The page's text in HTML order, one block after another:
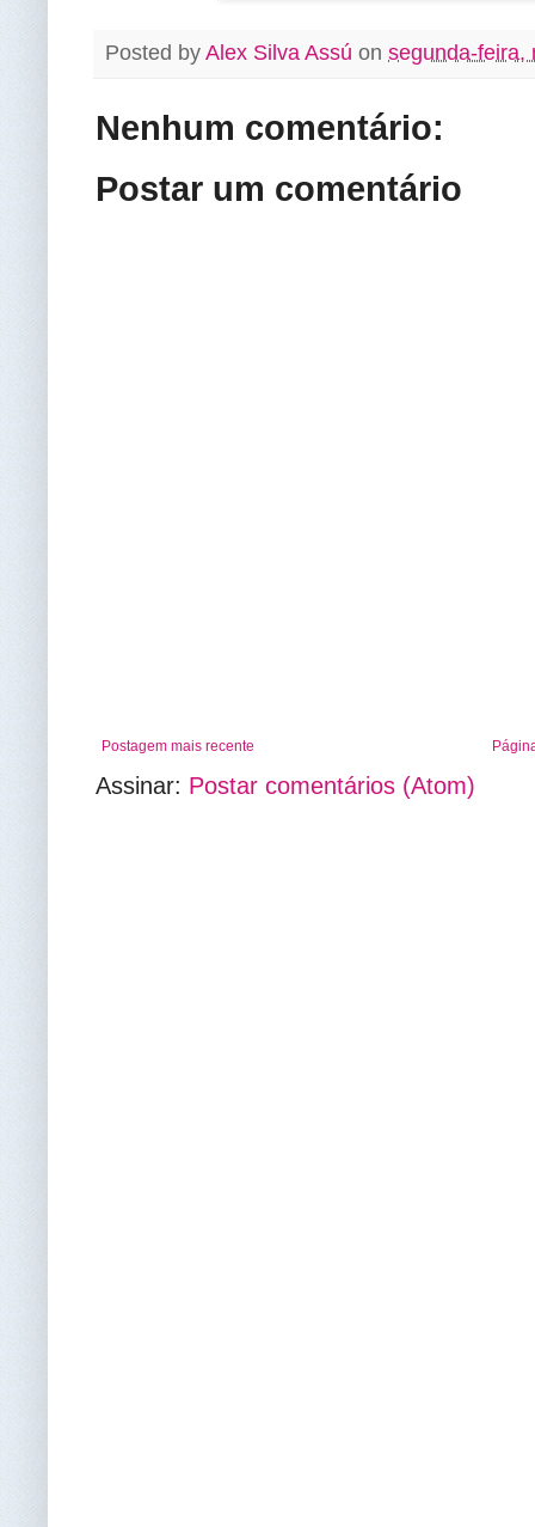
Posted by Alex Silva Assú on segunda-feira,
Nenhum comentário:
Postar um comentário
Postagem mais recente
Assinar: Postar comentários (Atom)